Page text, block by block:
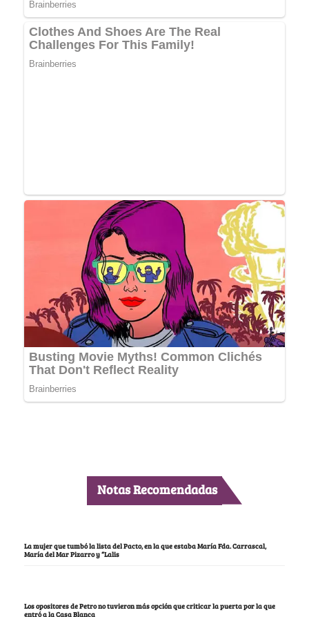
Notas Recomendadas
La mujer que tumbó la lista del Pacto, en la que estaba María Fda. Carrascal,
María del Mar Pizarro y “Lalis
Los opositores de Petro no tuvieron más opción que criticar la puerta por la que
entró a la Casa Blanca